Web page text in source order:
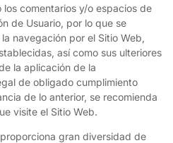
los comentarios y/o espacios de
de Usuario, por lo que se
navegación por el Sitio Web,
así como sus ulteriores
la aplicación de la
de obligado cumplimiento
de lo anterior, se recomienda
visite el Sitio Web.
proporciona gran diversidad de